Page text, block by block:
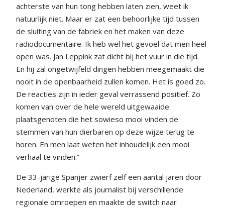
achterste van hun tong hebben laten zien, weet ik
natuurlijk niet. Maar er zat een behoorlijke tijd tussen
de sluiting van de fabriek en het maken van deze
radiodocumentaire. Ik heb wel het gevoel dat men heel
open was. Jan Leppink zat dicht bij het vuur in die tijd.
En hij zal ongetwijfeld dingen hebben meegemaakt die
nooit in de openbaarheid zullen komen. Het is goed zo.
De reacties zijn in ieder geval verrassend positief. Zo
komen van over de hele wereld uitgewaaide
plaatsgenoten die het sowieso mooi vinden de
stemmen van hun dierbaren op deze wijze terug te
horen. En men laat weten het inhoudelijk een mooi
verhaal te vinden.”
De 33-jarige Spanjer zwierf zelf een aantal jaren door
Nederland, werkte als journalist bij verschillende
regionale omroepen en maakte de switch naar